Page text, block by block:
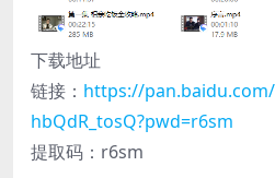
下载地址
链接： https://
hbQdR_tosQ?pwd=r6sm
提取码：r6sm